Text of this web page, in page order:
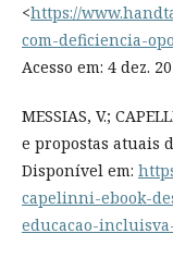
<https://
com-deficiencia-
Acesso em: 4 dez.
MESSIAS, V.;
e propostas atuais
Disponível em:
capelinni-ebook-
educacao-